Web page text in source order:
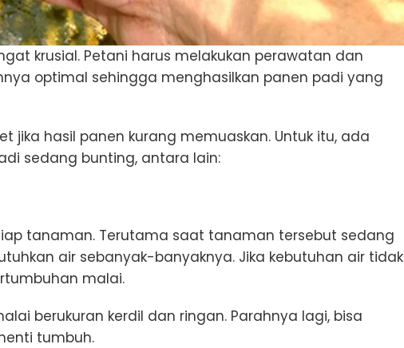
krusial. Petani harus melakukan perawatan dan
optimal sehingga menghasilkan panen padi yang
hasil panen kurang memuaskan. Untuk itu, ada
sedang bunting, antara lain:
tanaman. Terutama saat tanaman tersebut sedang
air sebanyak-banyaknya. Jika kebutuhan air tidak
malai.
berukuran kerdil dan ringan. Parahnya lagi, bisa
tumbuh.